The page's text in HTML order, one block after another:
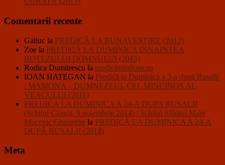
Comentarii recente
Galiuc la PREDICĂ LA BUNAVESTIRE (2012)
Zoe la PREDICĂ LA DUMINICA DINAINTEA
BOTEZULUI DOMNULUI (2015)
Rodica Dumitrescu la prediciortodoxe.ro
IOAN HATEGAN la Predică la Duminica a 3-a după Rusalii
: MAMONA – DUMNEZEUL CEL MINCINOS AL
VEACULUI (2011)
PREDICA LA DUMINICA A 24-A DUPA RUSALII
(Schitul Closca, 9 noiembrie 2014) | Schitul Sfântul Mare
Mucenic Gheorghe la PREDICĂ LA DUMINICA A 24-A
DUPĂ RUSALII (2014)
Meta